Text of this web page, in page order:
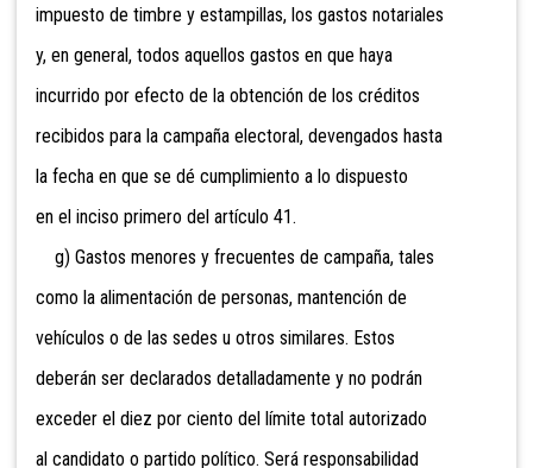
impuesto de timbre y estampillas, los gastos notariales
y, en general, todos aquellos gastos en que haya
incurrido por efecto de la obtención de los créditos
recibidos para la campaña electoral, devengados hasta
la fecha en que se dé cumplimiento a lo dispuesto
en el inciso primero del artículo 41.
g) Gastos menores y frecuentes de campaña, tales
como la alimentación de personas, mantención de
vehículos o de las sedes u otros similares. Estos
deberán ser declarados detalladamente y no podrán
exceder el diez por ciento del límite total autorizado
al candidato o partido político. Será responsabilidad